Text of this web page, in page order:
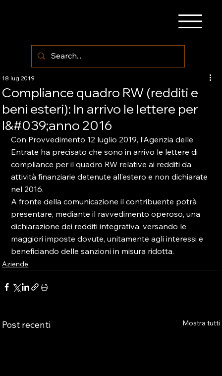
Compliance quadro RW (redditi e
beni esteri): In arrivo le lettere per
l&#039;anno 2016
18 lug 2019
Con Provvedimento 12 luglio 2019, l’Agenzia delle
Entrate ha precisato che sono in arrivo le lettere di
compliance per il quadro RW relative ai redditi da
attività finanziarie detenute all’estero e non dichiarate
nel 2016.
A fronte della comunicazione il contribuente potrà
presentare, mediante il ravvedimento operoso, una
dichiarazione dei redditi integrativa, versando le
maggiori imposte dovute, unitamente agli interessi e
beneficiando delle sanzioni in misura ridotta.
Aziende
Post recenti Mostra tutti